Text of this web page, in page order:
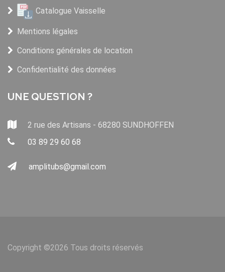
Catalogue Vaisselle
Mentions légales
Conditions générales de location
Confidentialité des données
UNE QUESTION ?
2 rue des Artisans - 68280 SUNDHOFFEN
03 89 29 60 68
amplitubs@gmail.com
Copyright ©2026 Tous droits réservés